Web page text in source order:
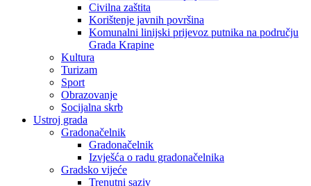
Civilna zaštita
Korištenje javnih površina
Komunalni linijski prijevoz putnika na području
Grada Krapine
Kultura
Turizam
Sport
Obrazovanje
Socijalna skrb
Ustroj grada
Gradonačelnik
Gradonačelnik
Izvješća o radu gradonačelnika
Gradsko vijeće
Trenutni saziv